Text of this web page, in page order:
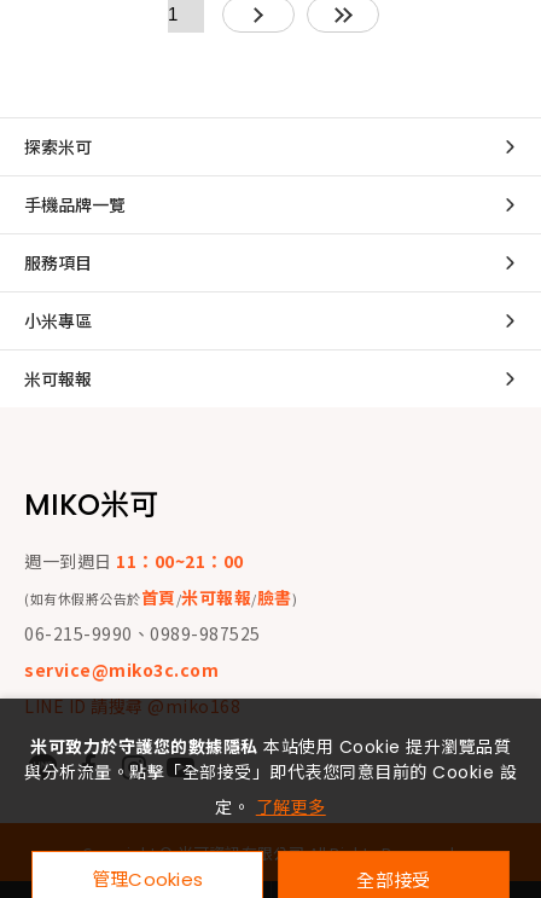
探索米可
手機品牌一覽
服務項目
小米專區
米可報報
MIKO米可
週一到週日 11：00~21：00
(如有休假將公告於首頁/米可報報/臉書)
06-215-9990、0989-987525
service@miko3c.com
LINE ID 請搜尋 @miko168
Copyright ©米可資訊有限公司All Rights Reserved.
米可致力於守護您的數據隱私 本站使用 Cookie 提升瀏覽品質
與分析流量。點擊「全部接受」即代表您同意目前的 Cookie 設
定。 了解更多
管理Cookies 全部接受